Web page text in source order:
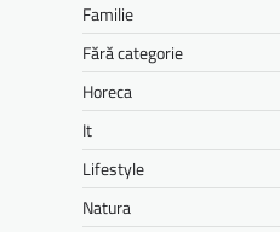
Familie
Fără categorie
Horeca
It
Lifestyle
Natura